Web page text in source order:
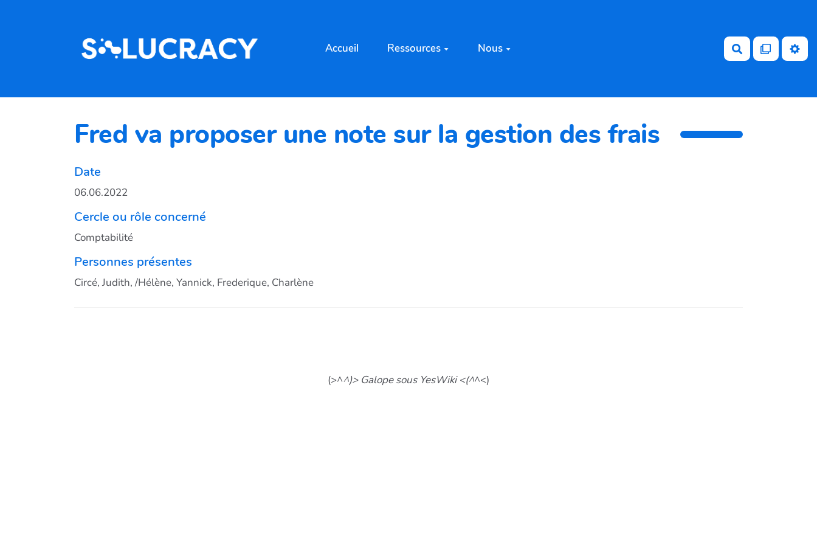
Accueil Ressources Nous Rechercher
Fred va proposer une note sur la gestion des frais
Date
06.06.2022
Cercle ou rôle concerné
Comptabilité
Personnes présentes
Circé, Judith, /Hélène, Yannick, Frederique, Charlène
(>^^)> Galope sous YesWiki <(^^<)